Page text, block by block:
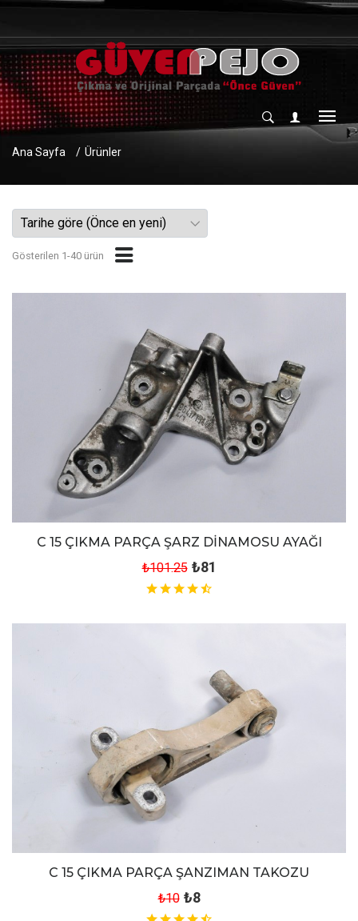
Ana Sayfa Ürünler
Gösterilen 1-40 ürün
C 15 ÇIKMA PARÇA ŞARZ DİNAMOSU AYAĞI
₺101.25 ₺81
C 15 ÇIKMA PARÇA ŞANZIMAN TAKOZU
₺10 ₺8